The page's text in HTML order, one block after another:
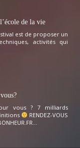
de la vie
est de proposer un
activités qui
vous ? 7 milliards
RENDEZ-VOUS